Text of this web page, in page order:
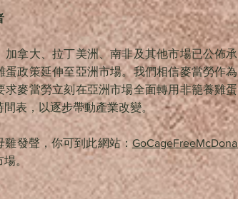
加拿大、拉丁美洲、南非及其他市場已公佈
蛋政策延伸至亞洲市場。我們相信麥當勞作
求麥當勞立刻在亞洲市場全面轉用非籠養雞
表，以逐步帶動產業改變。
發聲，你可到此網站：
場。